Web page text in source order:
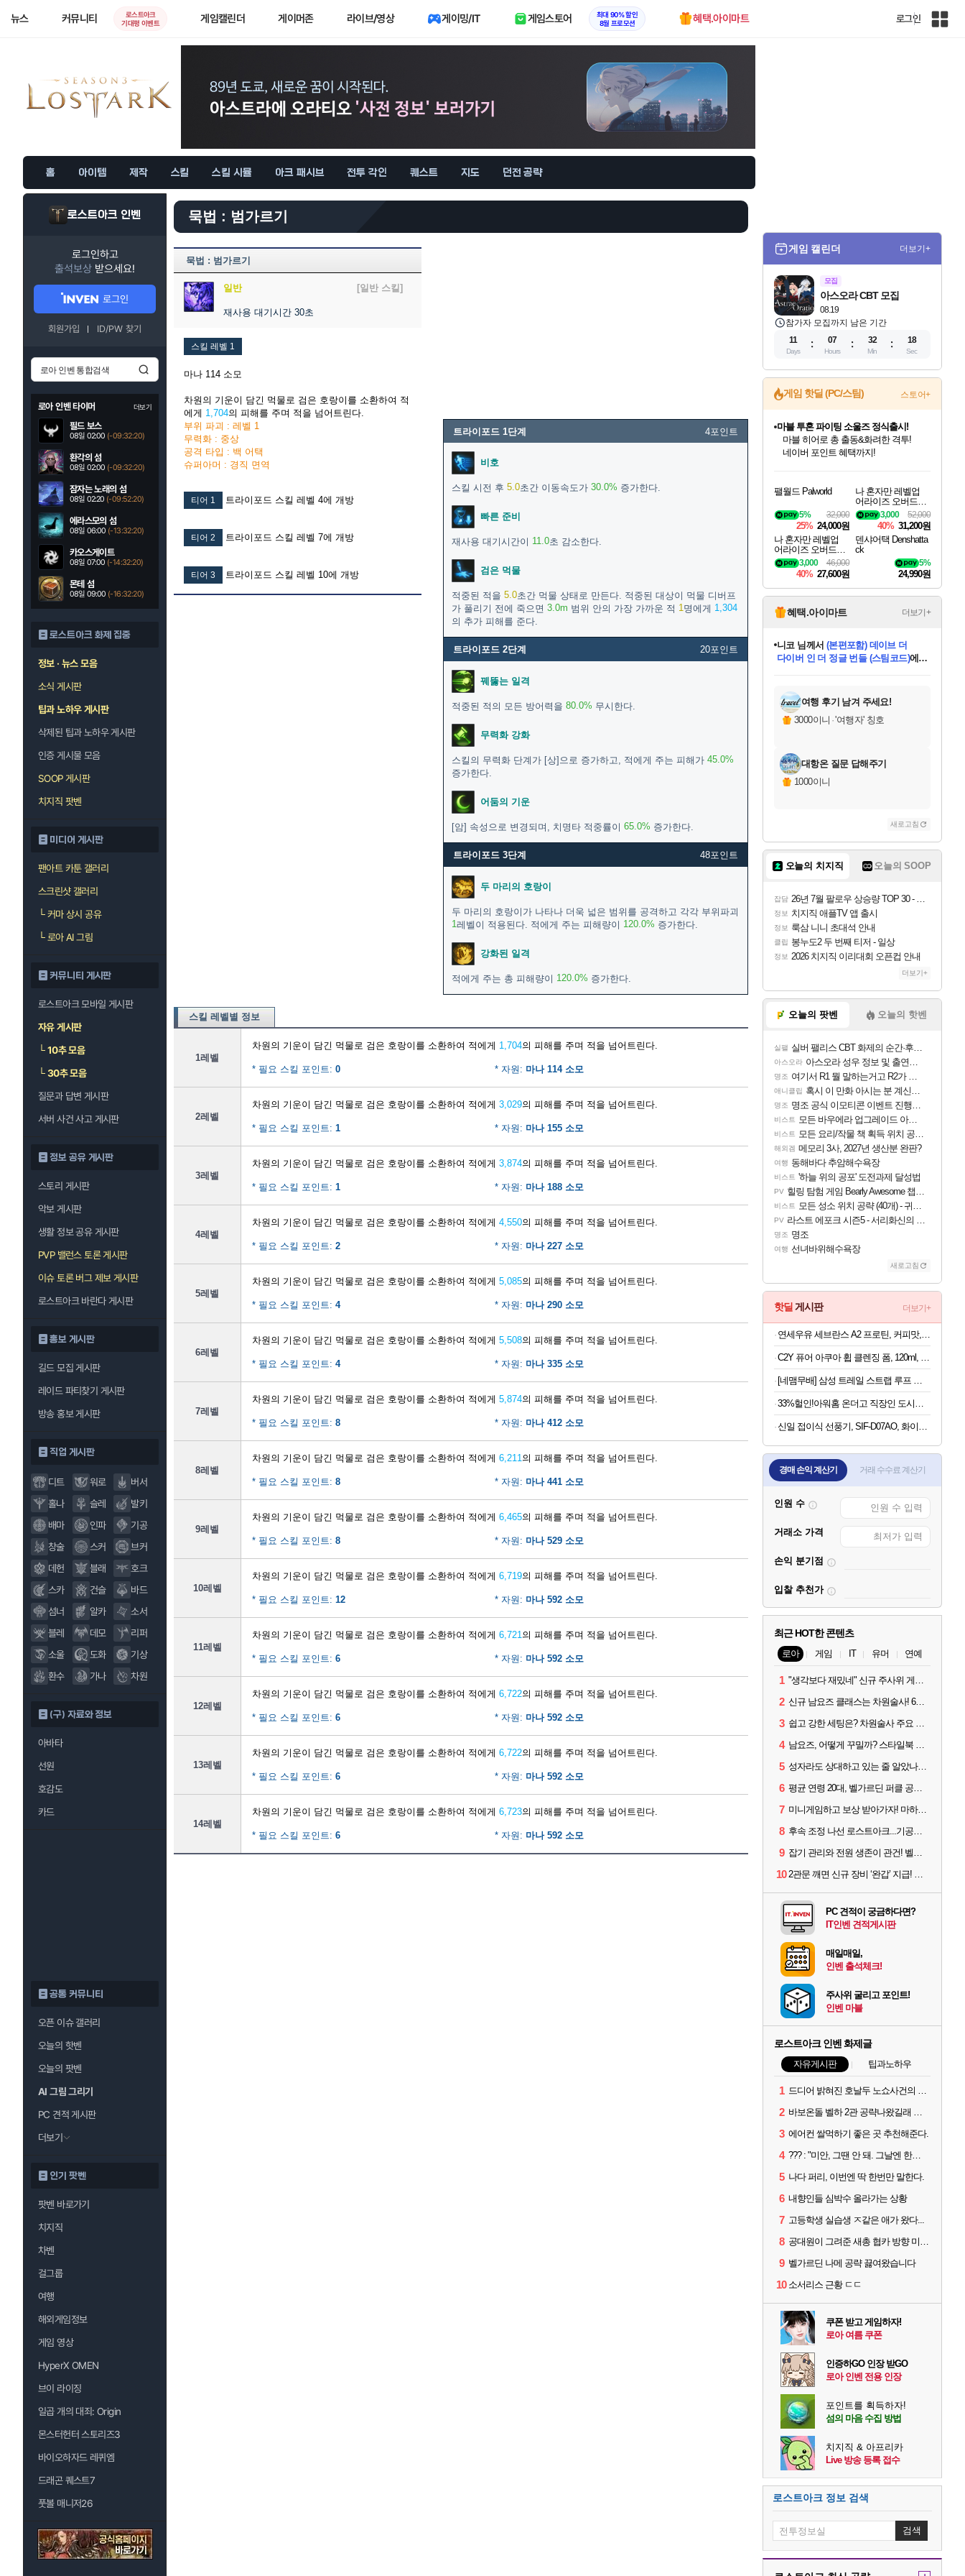
뉴스 커뮤니티
로스트아크
기대평 이벤트
게임캘린더 게이머존 라이브/영상 게이밍/IT 게임스토어
최대 90% 할인
8월 프로모션
혜택.아이마트 로그인
인
홈 아이템 제작 스킬 스킬 시뮬 아크 패시브 전투 각인 퀘스트 지도 던전 공략
로스트아크 인벤
로그인하고
출석보상 받으세요!
로그인
회원가입 ID/PW 찾기
로아 인벤 타이머 더보기
필드 보스
08일 02:00 (-09:32:19)
환각의 섬
08일 02:00 (-09:32:19)
잠자는 노래의 섬
08일 02:20 (-09:52:19)
에라스모의 섬
08일 06:00 (-13:32:19)
카오스게이트
08일 07:00 (-14:32:19)
몬테 섬
08일 09:00 (-16:32:19)
로스트아크 화제 집중
정보 · 뉴스 모음
소식 게시판
팁과 노하우 게시판
삭제된 팁과 노하우 게시판
인증 게시물 모음
SOOP 게시판
치지직 팟벤
미디어 게시판
팬아트 카툰 갤러리
스크린샷 갤러리
└커마 상시 공유
└로아 AI 그림
커뮤니티 게시판
로스트아크 모바일 게시판
자유 게시판
└10추 모음
└30추 모음
질문과 답변 게시판
서버 사건 사고 게시판
정보 공유 게시판
스토리 게시판
악보 게시판
생활 정보 공유 게시판
PVP 밸런스 토론 게시판
이슈 토론 버그 제보 게시판
로스트아크 바란다 게시판
홍보 게시판
길드 모집 게시판
레이드 파티찾기 게시판
방송 홍보 게시판
직업 게시판
디트 워로
버서
홀나
슬레
발키
배마
인파
기공
창술
스커
브커
데헌
블래
호크
스카
건슬
바드
섬너
알카
소서
블레
데모
리퍼
소울
도화
기상
환수
가나 차원
(구) 자료와 정보
아바타
선원
호감도
카드
공통 커뮤니티
오픈 이슈 갤러리
오늘의 핫벤
오늘의 팟벤
AI 그림 그리기
PC 견적 게시판
더보기
인기 팟벤
팟벤 바로가기
치지직
차벤
걸그룹
여행
해외게임정보
게임 영상
HyperX OMEN
브이 라이징
일곱 개의 대죄: Origin
몬스터헌터 스토리즈3
바이오하자드 레퀴엠
드래곤 퀘스트7
풋볼 매니저26
묵법 : 범가르기
묵법 : 범가르기
일반 [일반 스킬]
재사용 대기시간 30초
스킬 레벨 1
마나 114 소모
차원의 기운이 담긴 먹물로 검은 호랑이를 소환하여 적
에게 1,704의 피해를 주며 적을 넘어트린다.
부위 파괴 : 레벨 1
무력화 : 중상
공격 타입 : 백 어택
슈퍼아머 : 경직 면역
티어 1 트라이포드 스킬 레벨 4에 개방
티어 2 트라이포드 스킬 레벨 7에 개방
티어 3 트라이포드 스킬 레벨 10에 개방
트라이포드 1단계 4포인트
비호
스킬 시전 후 5.0초간 이동속도가 30.0% 증가한다.
빠른 준비
재사용 대기시간이 11.0초 감소한다.
검은 먹물
적중된 적을 5.0초간 먹물 상태로 만든다. 적중된 대상이 먹물 디버프
가 풀리기 전에 죽으면 3.0m 범위 안의 가장 가까운 적 1명에게 1,304
의 추가 피해를 준다.
트라이포드 2단계 20포인트
꿰뚫는 일격
적중된 적의 모든 방어력을 80.0% 무시한다.
무력화 강화
스킬의 무력화 단계가 [상]으로 증가하고, 적에게 주는 피해가 45.0%
증가한다.
어둠의 기운
[암] 속성으로 변경되며, 치명타 적중률이 65.0% 증가한다.
트라이포드 3단계 48포인트
두 마리의 호랑이
두 마리의 호랑이가 나타나 더욱 넓은 범위를 공격하고 각각 부위파괴
1레벨이 적용된다. 적에게 주는 피해량이 120.0% 증가한다.
강화된 일격
적에게 주는 총 피해량이 120.0% 증가한다.
스킬 레벨별 정보
1레벨
차원의 기운이 담긴 먹물로 검은 호랑이를 소환하여 적에게 1,704의 피해를 주며 적을 넘어트린다.
* 필요 스킬 포인트: 0 * 자원: 마나 114 소모
2레벨
차원의 기운이 담긴 먹물로 검은 호랑이를 소환하여 적에게 3,029의 피해를 주며 적을 넘어트린다.
* 필요 스킬 포인트: 1 * 자원: 마나 155 소모
3레벨
차원의 기운이 담긴 먹물로 검은 호랑이를 소환하여 적에게 3,874의 피해를 주며 적을 넘어트린다.
* 필요 스킬 포인트: 1 * 자원: 마나 188 소모
4레벨
차원의 기운이 담긴 먹물로 검은 호랑이를 소환하여 적에게 4,550의 피해를 주며 적을 넘어트린다.
* 필요 스킬 포인트: 2 * 자원: 마나 227 소모
5레벨
차원의 기운이 담긴 먹물로 검은 호랑이를 소환하여 적에게 5,085의 피해를 주며 적을 넘어트린다.
* 필요 스킬 포인트: 4 * 자원: 마나 290 소모
6레벨
차원의 기운이 담긴 먹물로 검은 호랑이를 소환하여 적에게 5,508의 피해를 주며 적을 넘어트린다.
* 필요 스킬 포인트: 4 * 자원: 마나 335 소모
7레벨
차원의 기운이 담긴 먹물로 검은 호랑이를 소환하여 적에게 5,874의 피해를 주며 적을 넘어트린다.
* 필요 스킬 포인트: 8 * 자원: 마나 412 소모
8레벨
차원의 기운이 담긴 먹물로 검은 호랑이를 소환하여 적에게 6,211의 피해를 주며 적을 넘어트린다.
* 필요 스킬 포인트: 8 * 자원: 마나 441 소모
9레벨
차원의 기운이 담긴 먹물로 검은 호랑이를 소환하여 적에게 6,465의 피해를 주며 적을 넘어트린다.
* 필요 스킬 포인트: 8 * 자원: 마나 529 소모
10레벨
차원의 기운이 담긴 먹물로 검은 호랑이를 소환하여 적에게 6,719의 피해를 주며 적을 넘어트린다.
* 필요 스킬 포인트: 12 * 자원: 마나 592 소모
11레벨
차원의 기운이 담긴 먹물로 검은 호랑이를 소환하여 적에게 6,721의 피해를 주며 적을 넘어트린다.
* 필요 스킬 포인트: 6 * 자원: 마나 592 소모
12레벨
차원의 기운이 담긴 먹물로 검은 호랑이를 소환하여 적에게 6,722의 피해를 주며 적을 넘어트린다.
* 필요 스킬 포인트: 6 * 자원: 마나 592 소모
13레벨
차원의 기운이 담긴 먹물로 검은 호랑이를 소환하여 적에게 6,722의 피해를 주며 적을 넘어트린다.
* 필요 스킬 포인트: 6 * 자원: 마나 592 소모
14레벨
차원의 기운이 담긴 먹물로 검은 호랑이를 소환하여 적에게 6,723의 피해를 주며 적을 넘어트린다.
* 필요 스킬 포인트: 6 * 자원: 마나 592 소모
게임 캘린더 더보기+
모집
08.19
아스오라 CBT 모집
참가자 모집까지 남은 기간
11
Days
07
Hours
32
Min
17
Sec
게임 핫딜 (PC/스팀) 스토어+
최대 90% 할인가를 만나보세요!
네이버혜택과 함께 만나보세요!
50%할인&추가 적립까지!
마블 투혼 파이팅 소울즈 정식출시!
마블 히어로 총 출동&화려한 격투!
네이버 포인트 혜택까지!
이니&베니 혜택까지!
네이버 혜택가와 함께 예약하세요!
할인&네이버혜택으로 만나보세요!
네이버페이 혜택과 만나보세요!
40주년 프로모션으로 만나보세요!
할인가에 만나보세요!
일부 에디션 상시 할인!
혜택으로 예약 판매 중
편안하게 충전하세요
팰월드 Palworld
32,000
5%
25% 24,000원
나 혼자만 레벨업
어라이즈 오버드라
이브 디럭스 에디션
Solo Leveling Arise
Overdrive Deluxe Edi
tion
52,000
3,000
40% 31,200원
나 혼자만 레벨업
어라이즈 오버드라
이브 Solo Leveling A
rise
46,000
3,000
40% 27,600원
덴샤어택 Denshatta
ck
5%
24,990원
혜택.아이마트 더보기+
교환.
당첨되셨습니다.
니코님께서 (본편포함) 데이브 더
다이버 인 더 정글 번들 (스팀코드)에
당첨되셨습니다.
당첨되셨습니다.
당첨되셨습니다.
당첨되셨습니다.
당첨되셨습니다.
에디션 (스팀코드) 를 교환.
당첨되셨습니다.
여행 후기 남겨 주세요!
3000이니 ·'여행자' 칭호
대항온 질문 답해주기
1000이니
새로고침
오늘의 치지직 오늘의 SOOP
잡담 26년 7월 팔로우 상승량 TOP 30 - 월간 치지직
정보 치지직 애플TV 앱 출시
정보 룩삼 니니 초대석 안내
클립 봉누도2 두 번째 티저 - 일상
정보 2026 치지직 이리대회 오픈컵 안내
더보기+
오늘의 팟벤 오늘의 핫벤
실팰 실버 팰리스 CBT 화제의 순간·후기 모음
아스오라 아스오라 성우 정보 및 출연작 모음
명조 여기서 R1 뭘 말하는거고 R2가 뭘말하는걸까요?
애니클립 혹시 이 만화 아시는 분 계신가요
명조 명조 공식 이모티콘 이벤트 진행해봤습니다! 참여부터 추첨까지????
비스트 모든 바우에라 업그레이드 아이템 획득 위치 공략 (89개)
비스트 모든 요리/작물 책 획득 위치 공략 (36개) - 미식가 도전과제
해외겜 메모리 3사, 2027년 생산분 완판?
여행 동해바다 추암해수욕장
비스트 '하늘 위의 공포' 도전과제 달성법
PV 힐링 탐험 게임 Bearly Awesome 챕터 1 트레일러
비스트 모든 성소 위치 공략 (40개) - 귀환한 영혼 도전과제
PV 라스트 에포크 시즌5 - 서리화신의 분노 티저
명조 명조
여행 선녀바위해수욕장
새로고침
핫딜 게시판 더보기+
신일 접이식 선풍기, SIF-D07AO, 화이트, 1개
경매 손익 계산기 거래 수수료 계산기
인원 수
거래소 가격
손익 분기점
입찰 추천가
최근 HOT한 콘텐츠
로아 게임 IT 유머 연예
1 "생각보다 재밌네" 신규 주사위 게임 티카투카 호평
2 신규 남요즈 클래스는 차원술사! 6월 20일 로아온 썸머 정리
3 쉽고 강한 세팅은? 차원술사 주요 빌드와 스킬 코드
4 남요즈, 어떻게 꾸밀까? 스타일북 인기 차원술사 커스터마이즈
5 성자라도 상대하고 있는 줄 알았나? 벨가르딘 이모저모
6 평균 연령 20대, 벨가르딘 퍼클 공대 '영로티'를 만나다
7 미니게임하고 보상 받아가자! 마하라카 썸머 캠프 할 일은?
8 후속 조정 나선 로스트아크...기공사, 차원술사 하향
9 잡기 관리와 전원 생존이 관건! 벨가르딘 유물 칭호 획득방법 정리
10 2관문 깨면 신규 장비 ‘완갑’ 지급! 그림자 레이드 벨가르딘 공개
PC 견적이 궁금하다면?
IT인벤 견적게시판
매일매일,
인벤 출석체크!
주사위 굴리고 포인트!
인벤 마블
로스트아크 인벤 화제글
자유게시판 팁과노하우
1 드디어 밝혀진 호날두 노쇼사건의 진실 ㅁㅊㄷㄷㄷㄷ
2 바보온돌 벨하 2관 공략나왔길래 보는데
3 에어컨 쌀먹하기 좋은 곳 추천해준다.
4 ??? : "미안, 그땐 안 돼. 그날엔 한국에 가야 해."
5 나다 퍼리, 이번엔 딱 한번만 말한다.
6 내향인들 심박수 올라가는 상황
7 고등학생 실습생 ㅈ같은 애가 왔다...
8 공대원이 그려준 새총 협카 방향 미리 아는법
9 벨가르딘 나메 공략 끓여왔습니다
10 소서리스 근황 ㄷㄷ
쿠폰 받고 게임하자!
로아 여름 쿠폰
인증하GO 인장 받GO
로아 인벤 전용 인장
포인트를 획득하자!
섬의 마음 수집 방법
치지직 & 아프리카
Live 방송 등록 접수
로스트아크 정보 검색
검색